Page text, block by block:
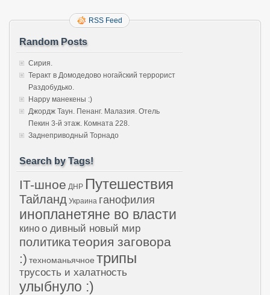
RSS Feed
Random Posts
Сирия.
Теракт в Домодедово ногайский террорист
Раздобудько.
Happy манекены :)
Джордж Таун. Пенанг. Малазия. Отель
Пекин 3-й этаж. Комната 228.
Заднеприводный Торнадо
Search by Tags!
IT-шное ДНР Путешествия
Тайланд Украина ганофилия
инопланетяне во власти
киноо дивный новый мир
политикатеория заговора
:) техноманьячное трипы
трусость и халатность
улыбнуло :)